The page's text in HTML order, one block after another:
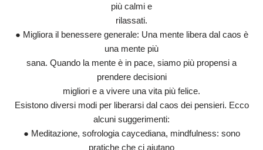
più calmi e
rilassati.
● Migliora il benessere generale: Una mente libera dal caos è
una mente più
sana. Quando la mente è in pace, siamo più propensi a
prendere decisioni
migliori e a vivere una vita più felice.
Esistono diversi modi per liberarsi dal caos dei pensieri. Ecco
alcuni suggerimenti:
● Meditazione, sofrologia caycediana, mindfulness: sono
pratiche che ci aiutano